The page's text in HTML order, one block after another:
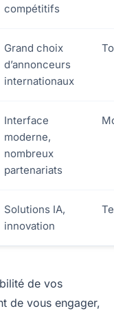
compétitifs
Grand choix
d’annonceurs
internationaux
Interface
moderne,
nombreux
partenariats
Solutions IA,
innovation
de vos
de vous engager,